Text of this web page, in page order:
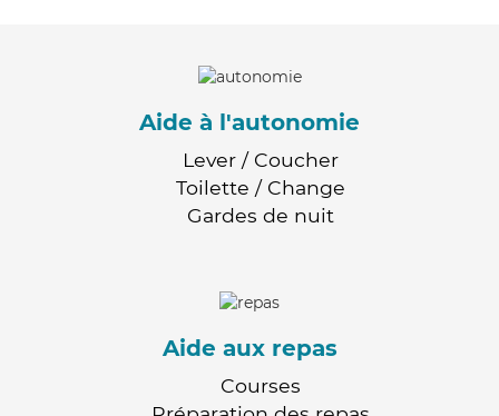
Aide à l'autonomie
Lever / Coucher
Toilette / Change
Gardes de nuit
Aide aux repas
Courses